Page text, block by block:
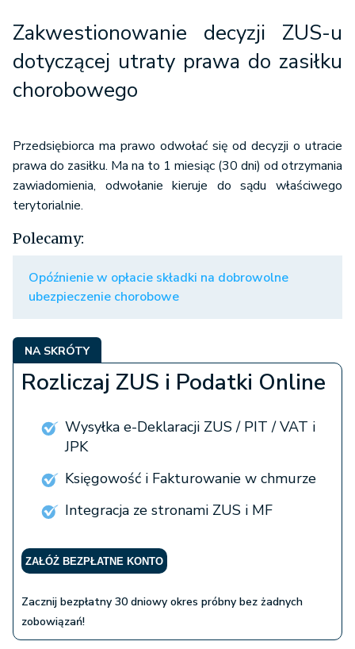
Zakwestionowanie decyzji ZUS-u
dotyczącej utraty prawa do zasiłku
chorobowego
Przedsiębiorca ma prawo odwołać się od decyzji o utracie
prawa do zasiłku. Ma na to 1 miesiąc (30 dni) od otrzymania
zawiadomienia, odwołanie kieruje do sądu właściwego
terytorialnie.
Polecamy:
Opóźnienie w opłacie składki na dobrowolne
ubezpieczenie chorobowe
NA SKRÓTY
Rozliczaj ZUS i Podatki Online
Wysyłka e-Deklaracji ZUS / PIT / VAT i
JPK
Księgowość i Fakturowanie w chmurze
Integracja ze stronami ZUS i MF
ZAŁÓŻ BEZPŁATNE KONTO
Zacznij bezpłatny 30 dniowy okres próbny bez żadnych
zobowiązań!